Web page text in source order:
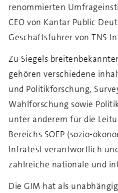
renommierten
CEO von Kantar Public
Geschäftsführer von TNS
Zu Siegels
gehören verschiedene
und Politikforschung,
Wahlforschung sowie
unter anderem für die
Bereichs SOEP (sozio-
Infratest verantwortlich
zahlreiche nationale und
Die GIM hat als